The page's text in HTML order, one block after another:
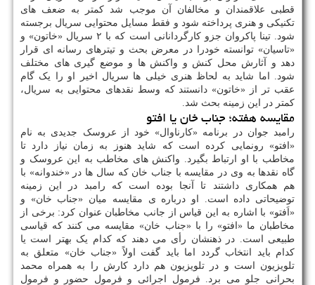
قطبی علاقمندان و مخالفان آن موجب شد کمتر به ضعف های
تکنیکی و هنری پرداخته شود و فقط مسایل محتوایی سریال برجسته
شود. تینا پاکروان جزو کارگردانانی است که با ۲ سریال «خاتون» و
«تاسیان» توانسته خودرا در معرض بحث و تیترهای رسانه ای قرار
دهد و آثارش محل کنش و واکنش ها و موضع گیری های مختلف
شود. اما شاید به لحاظ هنری خیلی ها سریال اخیر او را یک گام
عقب تر از «خاتون» دانستند که وسط نقدهای محتوایی به سریال،
کمتر در این زمینه بحث شد.
مقایسه هفته؛ جناب خان یا افتو
رامبد جوان در برنامه «کارناوال» خود از عروسک جدیدی به نام
«افتو» رونمایی کرده است که شاید هنوز به زمان نیاز دارد تا
مخاطب با او ارتباط بگیرد. واکنش های مخاطب به این عروسک و
گاه نقدها به وی در مقایسه با جناب خان که سال ها در «خندوانه» با
هم همکاری داشتند تا آنجا بوده است که رامبد در این زمینه
توضیحاتی داده است. او درباره ی مقایسه میان «جناب خان» و
«اَفتو» با اشاره به این قیاس از جانب مخاطبان عنوان کرد: برخی از
مخاطبان ما «افتو» را با «جناب خان» مقایسه می کنند که قیاسی
طبیعی است. در ذهنشان رأی می دهند که کدام یک بهتر است یا
کدام باید انتخاب گردد اما باید گفت اولاً «جناب خان» متعلق به
تلویزیون است و در تلویزیون هم دارد کارش را به همراه محمد
بحرانی جلو می برد. فرمول اجرائی و فرمول حضور و فرمول